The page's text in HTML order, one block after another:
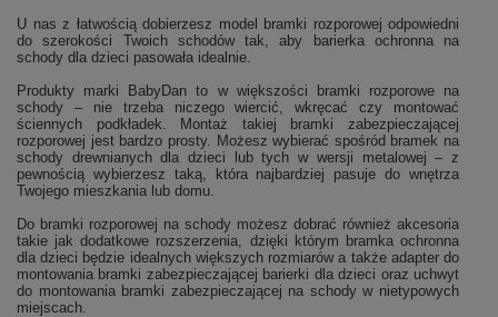
U nas z łatwością dobierzesz model bramki rozporowej odpowiedni
do szerokości Twoich schodów tak, aby barierka ochronna na
schody dla dzieci pasowała idealnie.
Produkty marki BabyDan to w większości bramki rozporowe na
schody – nie trzeba niczego wiercić, wkręcać czy montować
ściennych podkładek. Montaż takiej bramki zabezpieczającej
rozporowej jest bardzo prosty. Możesz wybierać spośród bramek na
schody drewnianych dla dzieci lub tych w wersji metalowej – z
pewnością wybierzesz taką, która najbardziej pasuje do wnętrza
Twojego mieszkania lub domu.
Do bramki rozporowej na schody możesz dobrać również akcesoria
takie jak dodatkowe rozszerzenia, dzięki którym bramka ochronna
dla dzieci będzie idealnych większych rozmiarów a także adapter do
montowania bramki zabezpieczającej barierki dla dzieci oraz uchwyt
do montowania bramki zabezpieczającej na schody w nietypowych
miejscach.